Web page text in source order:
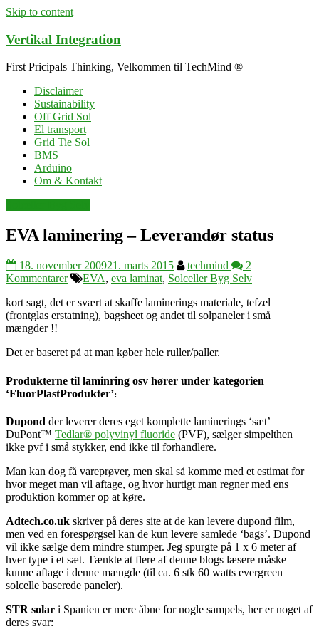
Skip to content
Vertikal Integration
First Pricipals Thinking, Velkommen til TechMind ®
Disclaimer
Sustainability
Off Grid Sol
El transport
Grid Tie Sol
BMS
Arduino
Om & Kontakt
EVA laminering – Leverandør status
18. november 200921. marts 2015 techmind
2
Kommentarer
EVA, eva laminat, Solceller Byg Selv
kort sagt, det er svært at skaffe laminerings materiale, tefzel
(frontglas erstatning), bagsheet og andet til solpaneler i små
mængder !!
Det er baseret på at man køber hele ruller/paller.
Produkterne til laminring osv hører under kategorien
‘FluorPlastProdukter’:
Dupond der leverer deres eget komplette laminerings ‘sæt’
DuPont™ Tedlar® polyvinyl fluoride (PVF), sælger simpelthen
ikke pvf i små stykker, end ikke til forhandlere.
Man kan dog få vareprøver, men skal så komme med et estimat for
hvor meget man vil aftage, og hvor hurtigt man regner med ens
produktion kommer op at køre.
Adtech.co.uk skriver på deres site at de kan levere dupond film,
men ved en forespørgsel kan de kun levere samlede ‘bags’. Dupond
vil ikke sælge dem mindre stumper. Jeg spurgte på 1 x 6 meter af
hver type i et sæt. Tænkte at flere af denne blogs læsere måske
kunne aftage i denne mængde (til ca. 6 stk 60 watts evergreen
solcelle baserede paneler).
STR solar i Spanien er mere åbne for nogle sampels, her er noget af
deres svar: